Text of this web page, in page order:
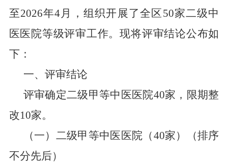
至2026年4 月，组织开展了全区50家二级中
医医院等级评审工作。现将评审结论公布如
下：
一、评审结论
评审确定二级甲等中医医院40家，限期整
改10家。
（一）二级甲等中医医院（40家）（排序
不分先后）